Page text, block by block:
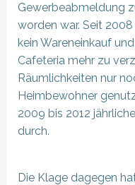
Gewerbeabmeldung
worden war. Seit
kein Wareneinkauf
Cafeteria mehr zu
Räumlichkeiten nur
Heimbewohner
2009 bis 2012
durch.
Die Klage dagegen